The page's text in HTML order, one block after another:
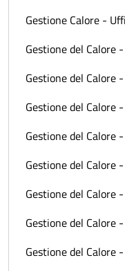
Gestione Calore -
Gestione del Calore
Gestione del Calore
Gestione del Calore
Gestione del Calore
Gestione del Calore
Gestione del Calore
Gestione del Calore
Gestione del Calore